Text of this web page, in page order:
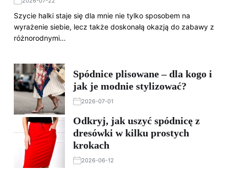
Szycie halki staje się dla mnie nie tylko sposobem na
wyrażenie siebie, lecz także doskonałą okazją do zabawy z
różnorodnymi…
Spódnice plisowane – dla kogo i
jak je modnie stylizować?
2026-07-01
Odkryj, jak uszyć spódnicę z
dresówki w kilku prostych
krokach
2026-06-12